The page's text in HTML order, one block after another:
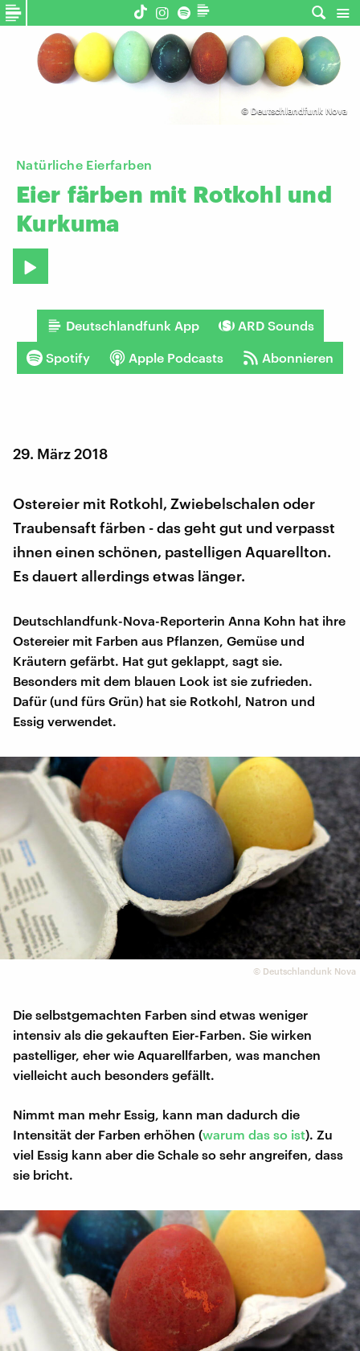
© Deutschlandfunk Nova
Natürliche Eierfarben
Eier färben mit Rotkohl und
Kurkuma
Deutschlandfunk App ARD Sounds
Spotify Apple Podcasts Abonnieren
29. März 2018
Ostereier mit Rotkohl, Zwiebelschalen oder
Traubensaft färben - das geht gut und verpasst
ihnen einen schönen, pastelligen Aquarellton.
Es dauert allerdings etwas länger.
Deutschlandfunk-Nova-Reporterin Anna Kohn hat ihre
Ostereier mit Farben aus Pflanzen, Gemüse und
Kräutern gefärbt. Hat gut geklappt, sagt sie.
Besonders mit dem blauen Look ist sie zufrieden.
Dafür (und fürs Grün) hat sie Rotkohl, Natron und
Essig verwendet.
© Deutschlandunk Nova
Die selbstgemachten Farben sind etwas weniger
intensiv als die gekauften Eier-Farben. Sie wirken
pastelliger, eher wie Aquarellfarben, was manchen
vielleicht auch besonders gefällt.
Nimmt man mehr Essig, kann man dadurch die
Intensität der Farben erhöhen (warum das so ist). Zu
viel Essig kann aber die Schale so sehr angreifen, dass
sie bricht.